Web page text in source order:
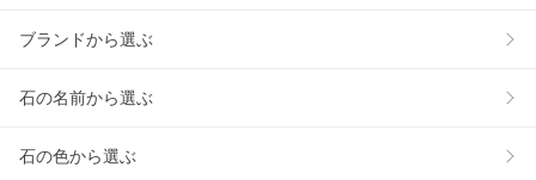
ブランドから選ぶ
石の名前から選ぶ
石の色から選ぶ